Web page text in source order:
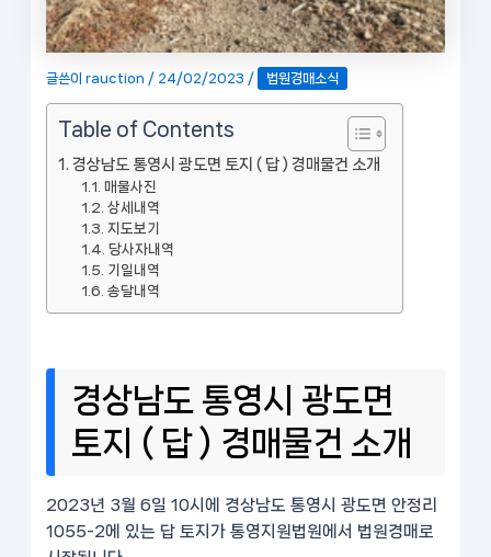
글쓴이rauction / 24/02/2023 / 법원경매소식
Table of Contents
경상남도 통영시 광도면 토지 ( 답 ) 경매물건 소개
매물사진
상세내역
지도보기
당사자내역
기일내역
송달내역
경상남도 통영시 광도면
토지 ( 답 ) 경매물건 소개
2023년 3월 6일 10시에 경상남도 통영시 광도면 안정리
1055-2에 있는 답 토지가 통영지원법원에서 법원경매로